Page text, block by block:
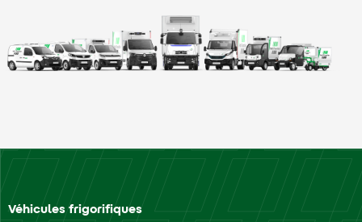
Véhicules frigorifiques